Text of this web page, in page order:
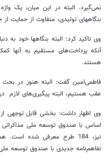
نمی‌گیرد. البته در این میان، یک
بنگاههای تولیدی، متفاوت از حمایت از
وی تاکید کرد: البته بنگاهها خود به
آنکه پرداخت‌های مستقیم به آنها
هستند.
فاطمی‌امین گفت: البته هنوز در
عقب هستیم، البته پیگیری‌های لازم
وی اظهار داشت: بخشی قابل توجهی
اساس با صندوق توسعه ملی
نیز، 184 طرح معرفی شده
تفاهم‌نامه جدیدی با صندوق توسعه